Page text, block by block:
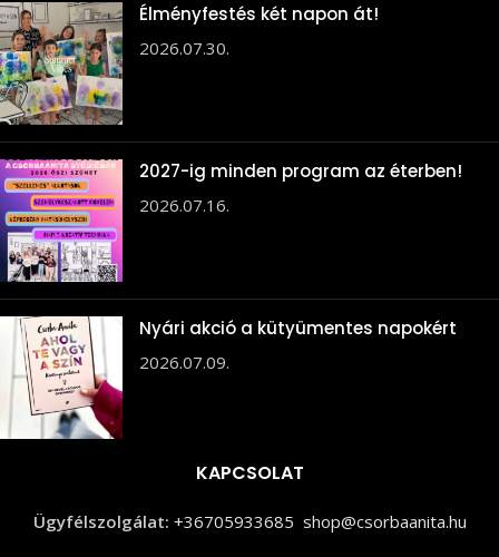
Élményfestés két napon át!
2026.07.30.
2027-ig minden program az éterben!
2026.07.16.
Nyári akció a kütyümentes napokért
2026.07.09.
KAPCSOLAT
Ügyfélszolgálat: +36705933685 shop@csorbaanita.hu